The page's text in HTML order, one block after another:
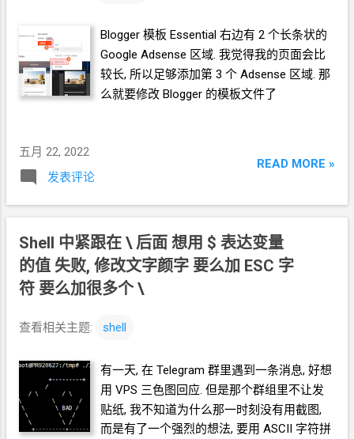
Blogger 模板 Essential 右边有 2 个长条状的
Google Adsense 区域. 我觉得我的页面会比
较长, 所以足够添加第 3 个 Adsense 区域. 那
么就要修改 Blogger 的模板文件了
五月 22, 2022
发表评论
READ MORE »
Shell 中紧跟在 \ 后面 想用 $ 表达变量
的值 失败, 修改文字颜字 要么加 ESC 字
符 要么加很多个 \
查看相关主题: shell
有一天, 在 Telegram 群里遇到一条消息, 好想
用 VPS 三色图回应. 但是那个群组里不让发
贴纸, 我不知道为什么那一时刻没有用截图,
而是有了一个强烈的想法, 要用 ASCII 字符拼